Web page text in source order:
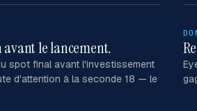
le lancement.
spot final avant l'investissement
d'attention à la seconde 18 — le